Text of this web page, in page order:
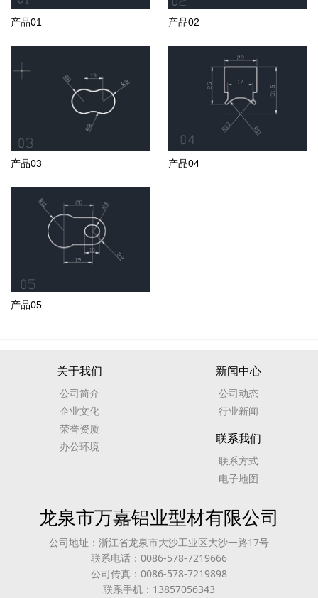
产品01 产品02
产品03 产品04
产品05
关于我们
公司简介
企业文化
荣誉资质
办公环境
新闻中心
公司动态
行业新闻
联系我们
联系方式
电子地图
龙泉市万嘉铝业型材有限公司
公司地址：浙江省龙泉市大沙工业区大沙一路17号
联系电话：0086-578-7219666
公司传真：0086-578-7219898
联系手机：13857056343